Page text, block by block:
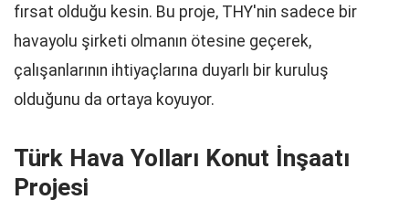
fırsat olduğu kesin. Bu proje, THY'nin sadece bir
havayolu şirketi olmanın ötesine geçerek,
çalışanlarının ihtiyaçlarına duyarlı bir kuruluş
olduğunu da ortaya koyuyor.
Türk Hava Yolları Konut İnşaatı
Projesi